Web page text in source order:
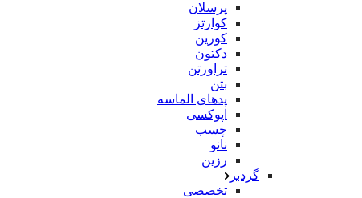
پرسلان
کوارتز
کورین
دکتون
تراورتن
بتن
پدهای الماسه
اپوکسی
چسب
نانو
رزین
گردبر
تخصصی